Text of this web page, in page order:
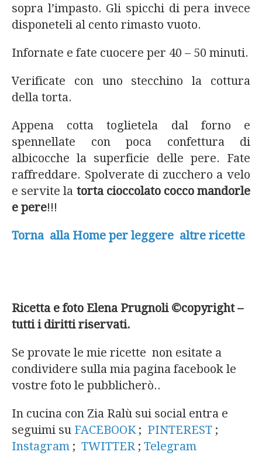
sopra l’impasto. Gli spicchi di pera invece
disponeteli al cento rimasto vuoto.
Infornate e fate cuocere per 40 – 50 minuti.
Verificate con uno stecchino la cottura
della torta.
Appena cotta toglietela dal forno e
spennellate con poca confettura di
albicocche la superficie delle pere. Fate
raffreddare. Spolverate di zucchero a velo
e servite la torta cioccolato cocco mandorle
e pere!!!
Torna alla Home per leggere altre ricette
Ricetta e foto Elena Prugnoli ©copyright –
tutti i diritti riservati.
Se provate le mie ricette non esitate a
condividere sulla mia pagina facebook le
vostre foto le pubblicherò..
In cucina con Zia Ralù sui social entra e
seguimi su FACEBOOK; PINTEREST ;
Instagram ; TWITTER ; Telegram